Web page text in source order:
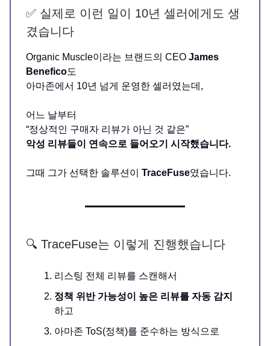
✅ 실제로 이런 일이 10년 셀러에게도 생
겼습니다
Organic Muscle이라는 브랜드의 CEO James
Benefico도
아마존에서 10년 넘게 운영한 셀러였는데,
어느 날부터
“정상적인 구매자 리뷰가 아닌 것 같은”
악성 리뷰들이 연속으로 들어오기 시작했습니다.
그때 그가 선택한 솔루션이 TraceFuse였습니다.
🔍 TraceFuse는 이렇게 진행했습니다
리스팅 전체 리뷰를 스캔해서
정책 위반 가능성이 높은 리뷰를 자동 감지
하고
아마존 ToS(정책)를 준수하는 방식으로